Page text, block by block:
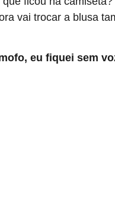
vai trocar a blusa
eu fiquei sem